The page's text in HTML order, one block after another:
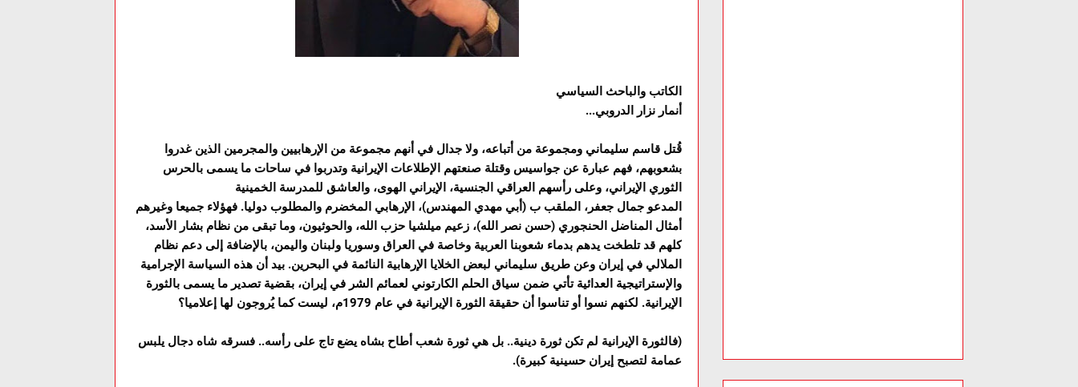
الكاتب والباحث السياسي
أنمار نزار الدروبي...
قُتل قاسم سليماني ومجموعة من أتباعه، ولا جدال في أنهم مجموعة من الإرهابيين والمجرمين الذين غدروا
بشعوبهم، فهم عبارة عن جواسيس وقتلة صنعتهم الإطلاعات الإيرانية وتدربوا في ساحات ما يسمى بالحرس
الثوري الإيراني، وعلى رأسهم العراقي الجنسية، الإيراني الهوى، والعاشق للمدرسة الخمينية
المدعو جمال جعفر، الملقب ب (أبي مهدي المهندس)، الإرهابي المخضرم والمطلوب دوليا. فهؤلاء جميعا وغيرهم
أمثال المناضل الحنجوري (حسن نصر الله)، زعيم ميلشيا حزب الله، والحوثيون، وما تبقى من نظام بشار الأسد،
كلهم قد تلطخت يدهم بدماء شعوبنا العربية وخاصة في العراق وسوريا ولبنان واليمن، بالإضافة إلى دعم نظام
الملالي في إيران وعن طريق سليماني لبعض الخلايا الإرهابية النائمة في البحرين. بيد أن هذه السياسة الإجرامية
والإستراتيجية العدائية تأتي ضمن سياق الحلم الكارتوني لعمائم الشر في إيران، بقضية تصدير ما يسمى بالثورة
الإيرانية. لكنهم نسوا أو تناسوا أن حقيقة الثورة الإيرانية في عام 1979م، ليست كما يُروجون لها إعلاميا؟
(فالثورة الإيرانية لم تكن ثورة دينية.. بل هي ثورة شعب أطاح بشاه يضع تاج على رأسه.. فسرقه شاه دجال يلبس
عمامة لتصبح إيران حسينية كبيرة).